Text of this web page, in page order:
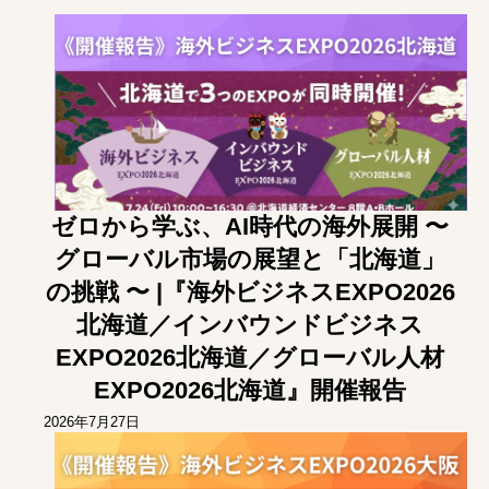
オセアニア アフリカ
ロシア その他英語圏
ゼロから学ぶ、AI時代の海外展開 〜
グローバル市場の展望と「北海道」
の挑戦 〜 |『海外ビジネスEXPO2026
北海道／インバウンドビジネス
EXPO2026北海道／グローバル人材
EXPO2026北海道』開催報告
2026年7月27日